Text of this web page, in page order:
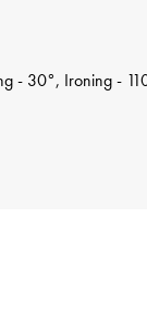
- 30°, Ironing -